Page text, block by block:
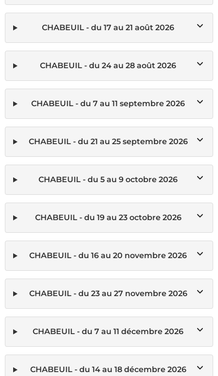
CHABEUIL - du 17 au 21 août 2026
CHABEUIL - du 24 au 28 août 2026
CHABEUIL - du 7 au 11 septembre 2026
CHABEUIL - du 21 au 25 septembre 2026
CHABEUIL - du 5 au 9 octobre 2026
CHABEUIL - du 19 au 23 octobre 2026
CHABEUIL - du 16 au 20 novembre 2026
CHABEUIL - du 23 au 27 novembre 2026
CHABEUIL - du 7 au 11 décembre 2026
CHABEUIL - du 14 au 18 décembre 2026